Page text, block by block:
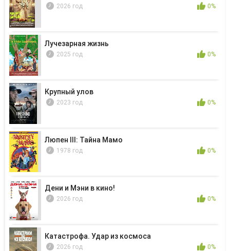
2026 год 0%
Лучезарная жизнь
2025 год 0%
Крупный улов
2023 год 0%
Люпен III: Тайна Мамо
1978 год 0%
Дени и Мэни в кино!
2026 год 0%
Катастрофа. Удар из космоса
2026 год 0%